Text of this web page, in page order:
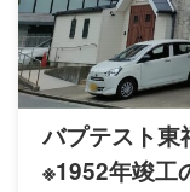
バプテスト東
※1952年竣工